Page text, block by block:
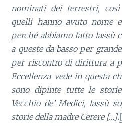
nominati dei terrestri,
quelli hanno avuto nome
perché abbiamo fatto lassù
a queste da basso per
per riscontro di dirittura a
Eccellenza vede in questa
sono dipinte tutte le
Vecchio de’ Medici, lassù
storie della madre Cerere […].